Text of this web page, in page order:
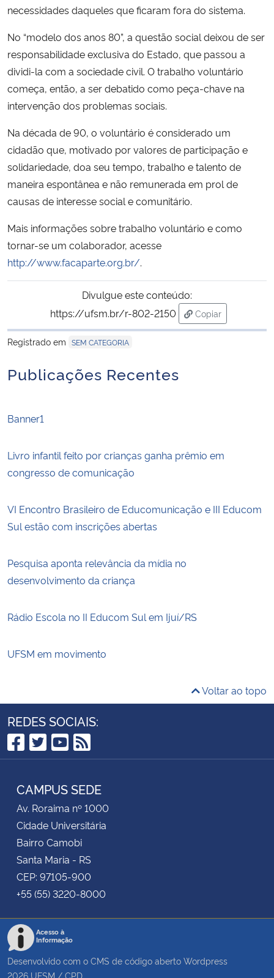
necessidades daqueles que ficaram fora do sistema.
No “modelo dos anos 80”, a questão social deixou de ser
responsabilidade exclusiva do Estado, que passou a
dividi-la com a sociedade civil. O trabalho voluntário
começa, então, a ser debatido como peça-chave na
intervenção dos problemas sociais.
Na década de 90, o voluntário é considerado um
cidadão que, motivado por valores de participação e
solidariedade, doa seu tempo, trabalho e talento de
maneira espontânea e não remunerada em prol de
causas de interesse social e comunitário.
Mais informações sobre trabalho voluntário e como
tornar-se um colaborador, acesse
http://www.facaparte.org.br/.
Divulgue este conteúdo:
https://ufsm.br/r-802-2150
Copiar
para área de
Registrado em SEM CATEGORIA
Publicações Recentes
Banner1
Livro infantil feito por crianças ganha prêmio em
congresso de comunicação
VI Encontro Brasileiro de Educomunicação e III Educom
Sul estão com inscrições abertas
Pesquisa aponta relevância da mídia no
desenvolvimento da criança
Rádio Escola no II Educom Sul em Ijuí/RS
UFSM em movimento
Voltar ao topo
REDES SOCIAIS:
Facebook
Twitter
YouTube
RSS
CAMPUS SEDE
Av. Roraima nº 1000
Cidade Universitária
Bairro Camobi
Santa Maria - RS
CEP: 97105-900
+55 (55) 3220-8000
Acesso à
Informação
Desenvolvido com o CMS de código aberto Wordpress
2026 UFSM / CPD